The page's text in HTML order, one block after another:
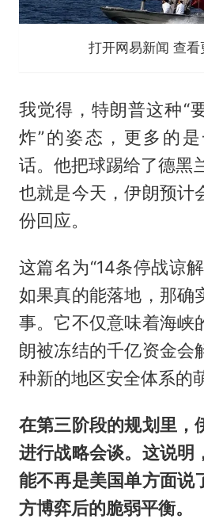
打开网易新闻 查看
我觉得，特朗普这种“
炸”的姿态，更多的
话。他把球踢给了德黑
也就是今天，伊朗预计
份回应。
这篇名为“14条停战谅
如果真的能落地，那确
事。它不仅意味着海峡
朗被冻结的千亿资金会
种新的地区安全体系的
在第三阶段的规划里，
进行战略会谈。这说明
能不再是美国单方面说
方博弈后的脆弱平衡。